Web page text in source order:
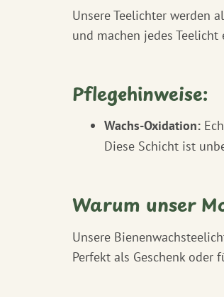
Unsere Teelichter werden
und machen jedes
Pflegehinweise:
Wachs-Oxidation:
Diese Schicht ist
Warum unser
Unsere
Perfekt als Geschenk oder